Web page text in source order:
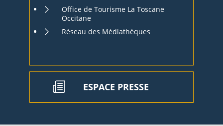
Office de Tourisme La Toscane
Occitane
Réseau des Médiathèques
ESPACE PRESSE